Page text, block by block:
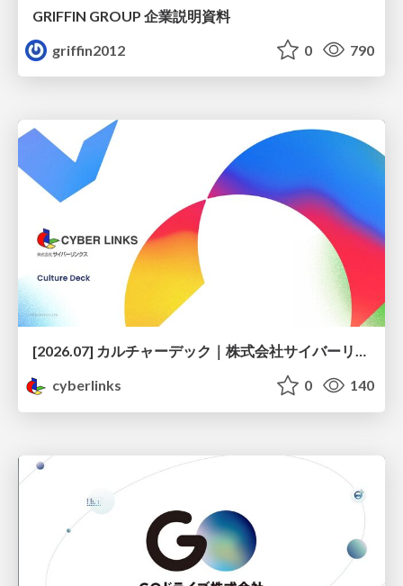
GRIFFIN GROUP 企業説明資料
griffin2012
0 790
[2026.07] カルチャーデック｜株式会社サイバーリンクス
cyberlinks
0 140